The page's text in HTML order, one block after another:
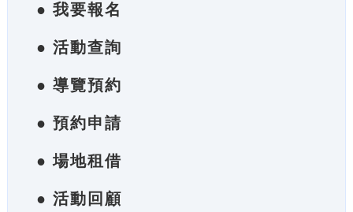
● 我要報名
● 活動查詢
● 導覽預約
● 預約申請
● 場地租借
● 活動回顧